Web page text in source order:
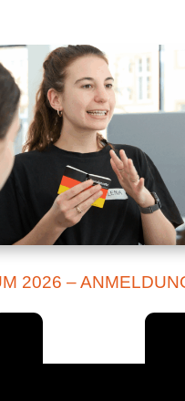
2026 –